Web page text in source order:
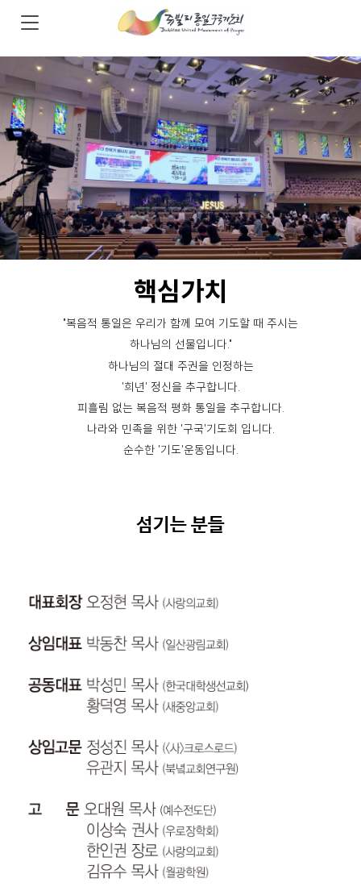
핵심가치
"복음적 통일은 우리가 함께 모여 기도할 때 주시는
하나님의 선물입니다."
하나님의 절대 주권을 인정하는
'희년' 정신을 추구합니다.
피흘림 없는 복음적 평화 통일을 추구합니다.
나라와 민족을 위한 '구국'기도회 입니다.
순수한 '기도'운동입니다.
섬기는 분들